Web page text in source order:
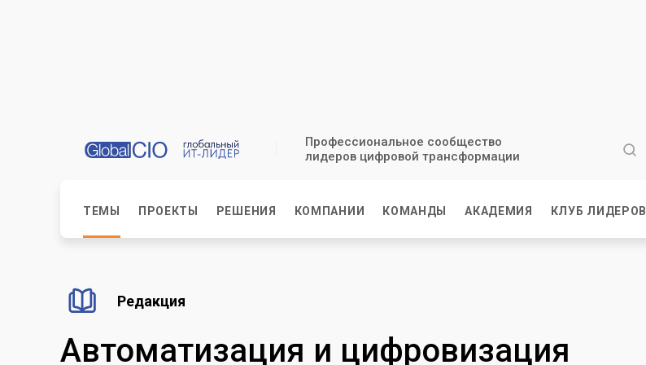
Профессиональное сообщество
лидеров цифровой трансформации
ТЕМЫ ПРОЕКТЫ РЕШЕНИЯ КОМПАНИИ КОМАНДЫ АКАДЕМИЯ КЛУБ ЛИДЕРОВ
Редакция
Автоматизация и цифровизация